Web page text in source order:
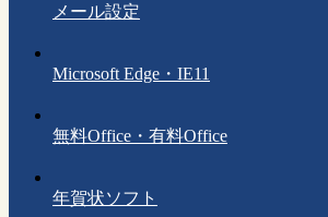
メール設定
Microsoft Edge・IE11
無料Office・有料Office
年賀状ソフト